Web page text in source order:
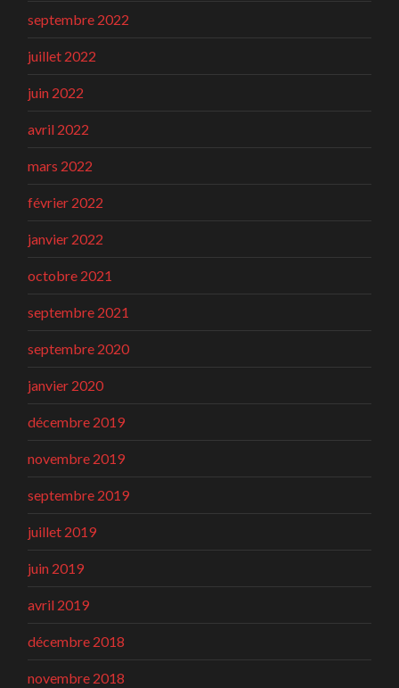
septembre 2022
juillet 2022
juin 2022
avril 2022
mars 2022
février 2022
janvier 2022
octobre 2021
septembre 2021
septembre 2020
janvier 2020
décembre 2019
novembre 2019
septembre 2019
juillet 2019
juin 2019
avril 2019
décembre 2018
novembre 2018